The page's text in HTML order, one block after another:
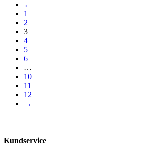
←
1
2
3
4
5
6
…
10
11
12
→
Kundservice